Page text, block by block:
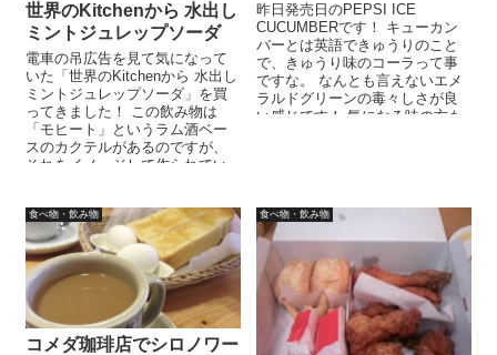
世界のKitchenから 水出し
ミントジュレップソーダ
電車の吊広告を見て気になって
いた「世界のKitchenから 水出し
ミントジュレップソーダ」を買
ってきました！ この飲み物は
「モヒート」というラム酒ベー
スのカクテルがあるのですが、
それをイメージして作られてい
昨日発売日のPEPSI ICE
CUCUMBERです！ キューカン
バーとは英語できゅうりのこと
で、きゅうり味のコーラって事
ですな。 なんとも言えないエメ
ラルドグリーンの毒々しさが良
い感じです！ 気になる味の方も
食べ物・飲み物
コメダ珈琲店でシロノワー
食べ物・飲み物